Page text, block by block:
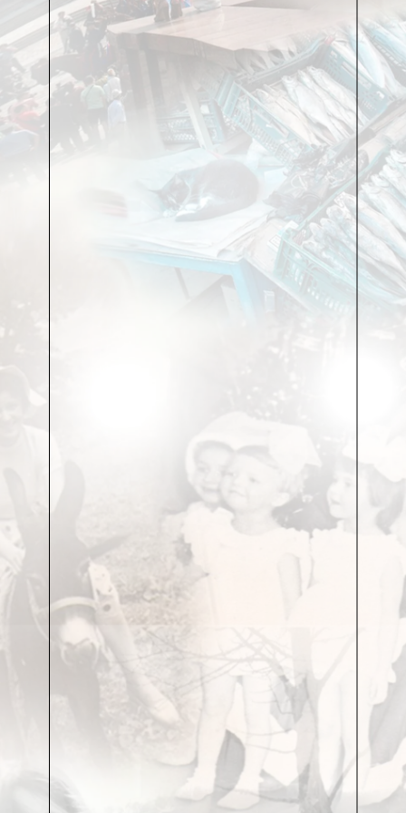
ходу.
Потому что в «национальных студиях» общего
студенческого потока владение соответствующими
национальными языками обязательно. Они ведь, по
идее, после обучения должны вернуться к себе
домой и там актёрствовать на своих национальных
сценах. Или в своём национальном кино. Так что
русский русским, но надо и честь знать. Быть
поливалентным. Сегодня поливалентны все.
Все поливалентные, однако едут учиться именно
сюда и на вопрос, почему, отвечают совершенно
одинаково, пока спрашивать не надоест: это лучшая
театральная школа в мире. Лучшая, ребята. В мире,
дорогие товарищи. Хоть вы тресните и разбегитесь
Мы в студенческом театре театрального училища
имени Щукина. Там, куда, по неполиткорректному
определению самого Вахтангова, отбирают «самых
воспитанных; из воспитанных – самых культурных;
из культурных – самых красивых, а из красивых –
самых талантливых».
Время здесь не подчиняется ни политическим
катаклизмам, ни идеологической коньюнктуре.
Время здесь замерло и не заметило, как одну
огромную страну рвануло на «бывшие союзные
республики» и разметало эти республики по
невнятным галактикам. Но по закону неудержимого
тяготения, который всё никак не удаётся отменить,
их всех регулярно снова заносит на эту орбиту.
Сюда прибывают и прибиваются студенты из самых